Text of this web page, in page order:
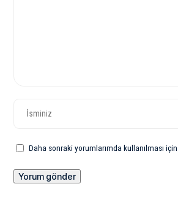
Daha sonraki yorumlarımda kullanılması